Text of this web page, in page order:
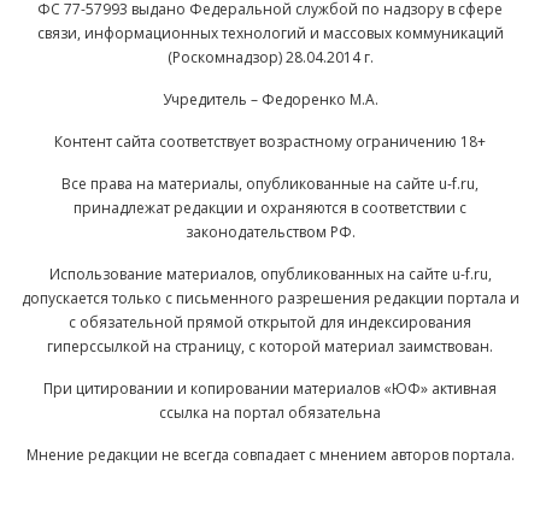
ФС 77-57993 выдано Федеральной службой по надзору в сфере
связи, информационных технологий и массовых коммуникаций
(Роскомнадзор) 28.04.2014 г.
Учредитель – Федоренко М.А.
Контент сайта соответствует возрастному ограничению 18+
Все права на материалы, опубликованные на сайте u-f.ru,
принадлежат редакции и охраняются в соответствии с
законодательством РФ.
Использование материалов, опубликованных на сайте u-f.ru,
допускается только с письменного разрешения редакции портала и
с обязательной прямой открытой для индексирования
гиперссылкой на страницу, с которой материал заимствован.
При цитировании и копировании материалов «ЮФ» активная
ссылка на портал обязательна
Мнение редакции не всегда совпадает с мнением авторов портала.